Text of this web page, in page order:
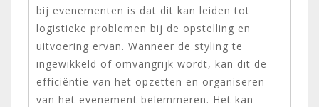
bij evenementen is dat dit kan leiden tot
logistieke problemen bij de opstelling en
uitvoering ervan. Wanneer de styling te
ingewikkeld of omvangrijk wordt, kan dit de
efficiëntie van het opzetten en organiseren
van het evenement belemmeren. Het kan